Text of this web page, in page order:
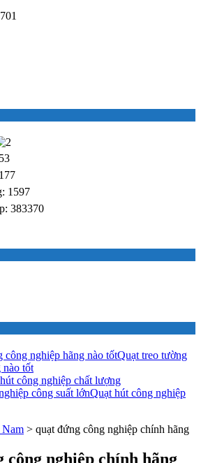
1597
383370
Quạt treo tường
nào tốt
công nghiệp chất lượng
Quạt hút công nghiệp
> quạt đứng công nghiệp chính hãng
công nghiệp chính hãng